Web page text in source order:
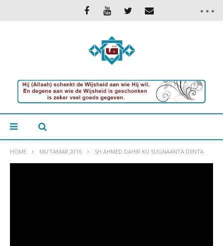
HOME MU'TAMAR 2016 SH AHMED DAHIR KU SUGNAANTA DIINTA